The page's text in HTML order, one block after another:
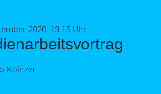
2020, 13:15 Uhr
Koinzer